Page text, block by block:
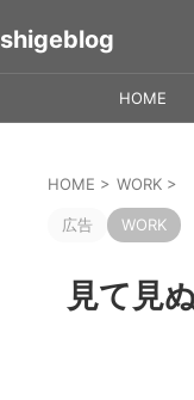
shigeblog
HOME
HOME > WORK >
広告 WORK
見て見